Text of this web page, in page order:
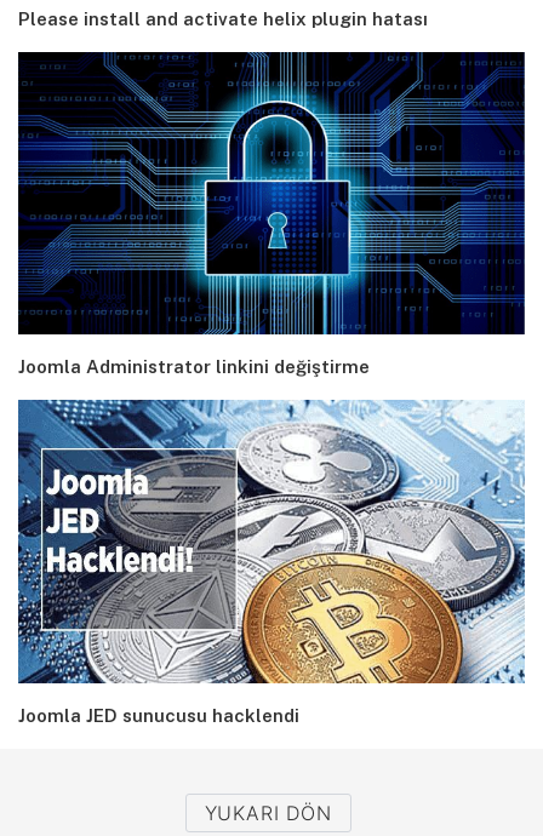
Please install and activate helix plugin hatası
Joomla Administrator linkini değiştirme
Joomla JED sunucusu hacklendi
YUKARI DÖN